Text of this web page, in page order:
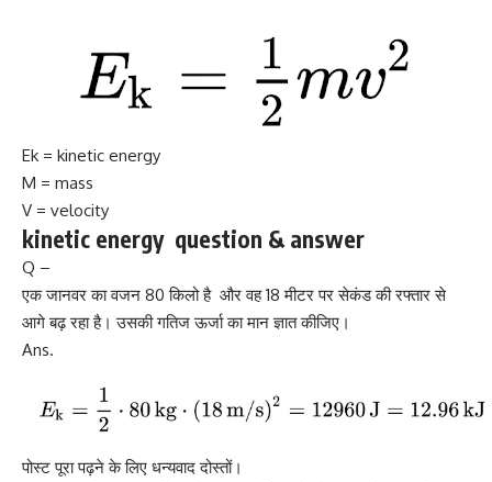
Ek = kinetic energy
M = mass
V = velocity
kinetic energy question & answer
Q –
एक जानवर का वजन 80 किलो है और वह 18 मीटर पर सेकंड की रफ्तार से
आगे बढ़ रहा है। उसकी गतिज ऊर्जा का मान ज्ञात कीजिए।
Ans.
पोस्ट पूरा पढ़ने के लिए धन्यवाद दोस्तों।